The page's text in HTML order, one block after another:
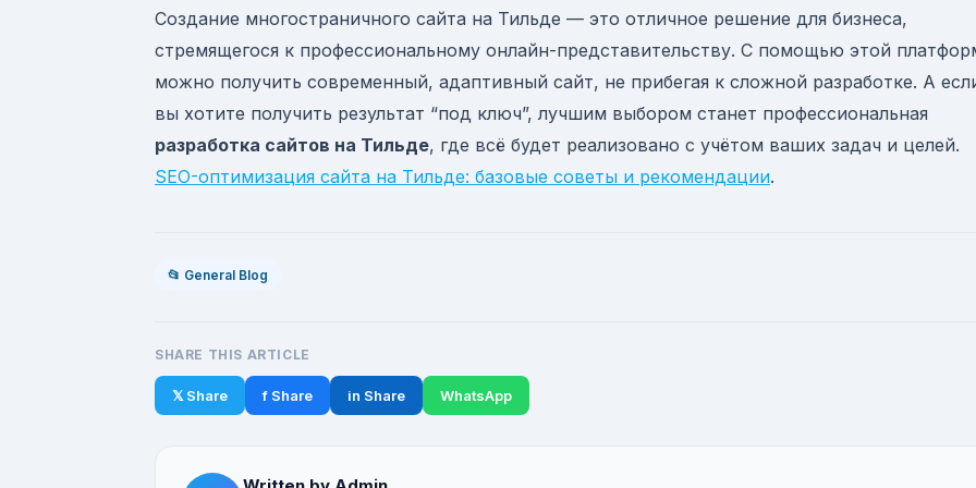
Создание многостраничного сайта на Тильде — это отличное решение для бизнеса,
стремящегося к профессиональному онлайн-представительству. С помощью этой
можно получить современный, адаптивный сайт, не прибегая к сложной разработке. А
вы хотите получить результат “под ключ”, лучшим выбором станет профессиональная
разработка сайтов на Тильде, где всё будет реализовано с учётом ваших задач и целей.
SEO-оптимизация сайта на Тильде: базовые советы и рекомендации.
📂 General Blog
SHARE THIS ARTICLE
𝕏 Share f Share in Share WhatsApp